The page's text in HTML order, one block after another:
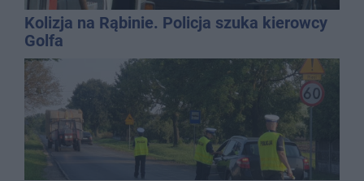
Kolizja na Rąbinie. Policja szuka kierowcy
Golfa